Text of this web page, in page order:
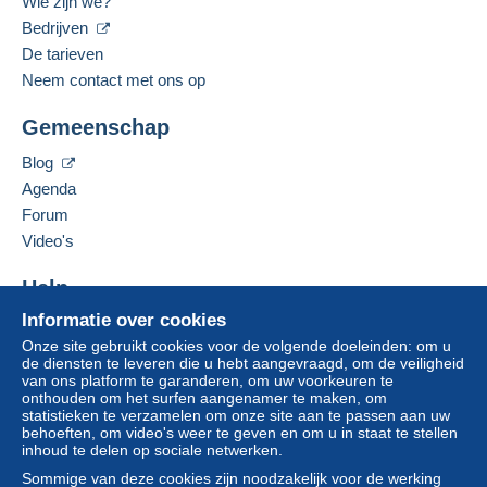
Een betaling die niet is verricht met
overboeking naar uw saldo, wordt door de verkoper
terugbetaald aan de koper. Een onbetaalde aankoop kan
gevolgen hebben voor de rekening van de koper.
Als de verkoopvoorwaarden van de verkoper clausules
bevatten met betrekking tot de betaling, moeten deze
als nietig worden beschouwd. De betalingsvoorwaarden
van de website van Delcampe, zoals gedefinieerd in de
gebruiksvoorwaarden
zijn.
ontvangst van de eindafrekening van de verkoper.
Gesproken taal:
Spaans
De verkoper contacteren
De items van deze verkoper verbergen
Informatie over cookies
Onze site gebruikt cookies voor de volgende doeleinden: om u
de diensten te leveren die u hebt aangevraagd, om de veiligheid
van ons platform te garanderen, om uw voorkeuren te
onthouden om het surfen aangenamer te maken, om
statistieken te verzamelen om onze site aan te passen aan uw
behoeften, om video's weer te geven en om u in staat te stellen
inhoud te delen op sociale netwerken.
Sommige van deze cookies zijn noodzakelijk voor de werking
Bedrijven
De tarieven
Neem contact met ons op
Gemeenschap
Blog
Agenda
Forum
Video's
Help
Hulpcentrum
Kopen op Delcampe
Verkopen op Delcampe
Een beveiligde website